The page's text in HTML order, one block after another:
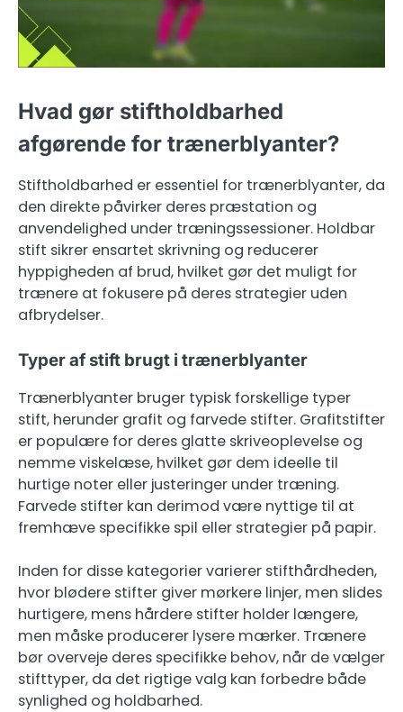
Hvad gør stiftholdbarhed
afgørende for trænerblyanter?
Stiftholdbarhed er essentiel for trænerblyanter, da
den direkte påvirker deres præstation og
anvendelighed under træningssessioner. Holdbar
stift sikrer ensartet skrivning og reducerer
hyppigheden af brud, hvilket gør det muligt for
trænere at fokusere på deres strategier uden
afbrydelser.
Typer af stift brugt i trænerblyanter
Trænerblyanter bruger typisk forskellige typer
stift, herunder grafit og farvede stifter. Grafitstifter
er populære for deres glatte skriveoplevelse og
nemme viskelæse, hvilket gør dem ideelle til
hurtige noter eller justeringer under træning.
Farvede stifter kan derimod være nyttige til at
fremhæve specifikke spil eller strategier på papir.
Inden for disse kategorier varierer stifthårdheden,
hvor blødere stifter giver mørkere linjer, men slides
hurtigere, mens hårdere stifter holder længere,
men måske producerer lysere mærker. Trænere
bør overveje deres specifikke behov, når de vælger
stifttyper, da det rigtige valg kan forbedre både
synlighed og holdbarhed.